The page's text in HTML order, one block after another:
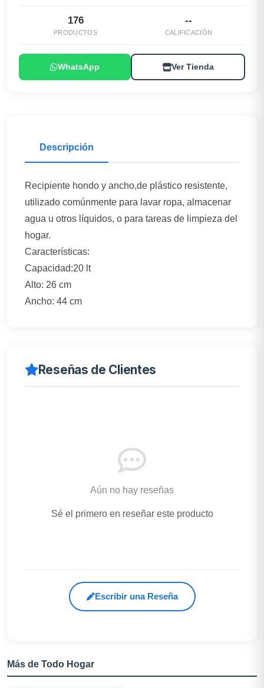
176
PRODUCTOS
--
CALIFICACIÓN
WhatsApp Ver Tienda
Descripción
Recipiente hondo y ancho,de plástico resistente,
utilizado comúnmente para lavar ropa, almacenar
agua u otros líquidos, o para tareas de limpieza del
hogar.
Características:
Capacidad:20 lt
Alto: 26 cm
Ancho: 44 cm
Reseñas de Clientes
Aún no hay reseñas
Sé el primero en reseñar este producto
Escribir una Reseña
Más de Todo Hogar